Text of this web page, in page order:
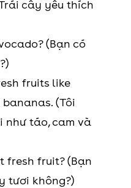
sauce should be
seasoned.
It can add a mild
sweetness and
dryness.
I love spicy food.
trân trọng
biệt, không
nhau
cây yêu thích
(Bạn có
fruits like
(Tôi
táo, cam và
fresh fruit? (Bạn
tươi không?)